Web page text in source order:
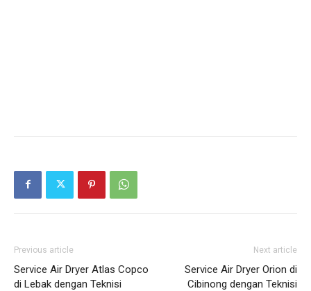
Previous article
Service Air Dryer Atlas Copco
di Lebak dengan Teknisi
Next article
Service Air Dryer Orion di
Cibinong dengan Teknisi